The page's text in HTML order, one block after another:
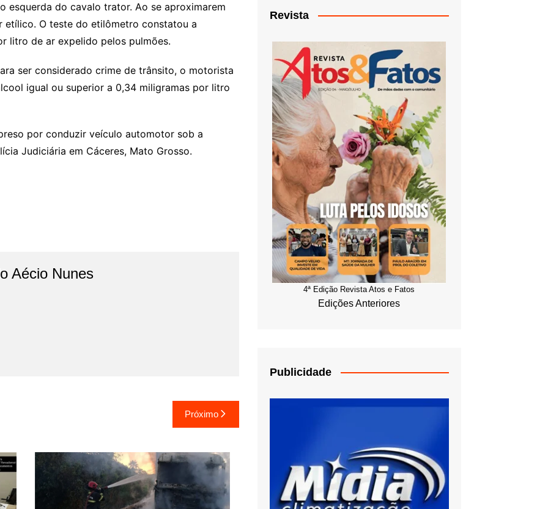
esquerda do cavalo trator. Ao se aproximarem
O teste do etilômetro constatou a
litro de ar expelido pelos pulmões.
ser considerado crime de trânsito, o motorista
igual ou superior a 0,34 miligramas por litro
por conduzir veículo automotor sob a
Judiciária em Cáceres, Mato Grosso.
Aécio Nunes
Próximo
Revista
4ª Edição Revista Atos e Fatos
Edições Anteriores
Publicidade